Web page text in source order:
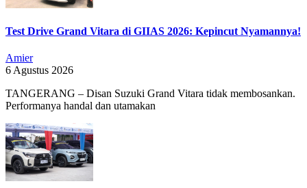
Test Drive Grand Vitara di GIIAS 2026: Kepincut Nyamannya!
Amier
6 Agustus 2026
TANGERANG – Disan Suzuki Grand Vitara tidak membosankan.
Performanya handal dan utamakan